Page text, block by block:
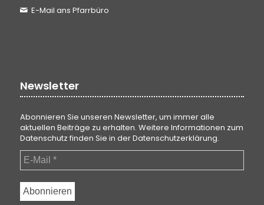
E-Mail ans Pfarrbüro
Newsletter
Abonnieren Sie unseren Newsletter, um immer alle
aktuellen Beiträge zu erhalten. Weitere Informationen zum
Datenschutz finden Sie in derDatenschutzerklärung.